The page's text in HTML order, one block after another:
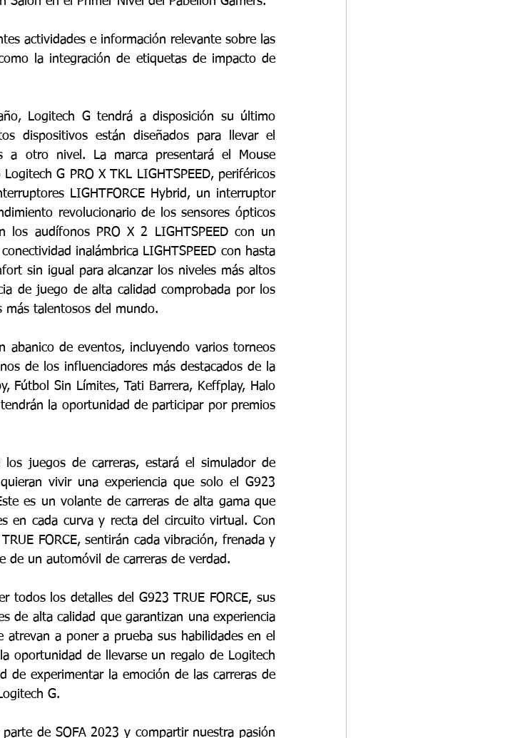
actividades e información relevante sobre las
la integración de etiquetas de impacto de
Logitech G tendrá a disposición su último
dispositivos están diseñados para llevar el
a otro nivel. La marca presentará el Mouse
G PRO X TKL LIGHTSPEED, periféricos
LIGHTFORCE Hybrid, un interruptor
revolucionario de los sensores ópticos
los audífonos PRO X 2 LIGHTSPEED con un
inalámbrica LIGHTSPEED con hasta
sin igual para alcanzar los niveles más altos
de juego de alta calidad comprobada por los
más talentosos del mundo.
abanico de eventos, incluyendo varios torneos
de los influenciadores más destacados de la
Fútbol Sin Límites, Tati Barrera, Keffplay, Halo
la oportunidad de participar por premios
juegos de carreras, estará el simulador de
vivir una experiencia que solo el G923
es un volante de carreras de alta gama que
en cada curva y recta del circuito virtual. Con
FORCE, sentirán cada vibración, frenada y
de un automóvil de carreras de verdad.
todos los detalles del G923 TRUE FORCE, sus
de alta calidad que garantizan una experiencia
a poner a prueba sus habilidades en el
oportunidad de llevarse un regalo de Logitech
de experimentar la emoción de las carreras de
G.
de SOFA 2023 y compartir nuestra pasión